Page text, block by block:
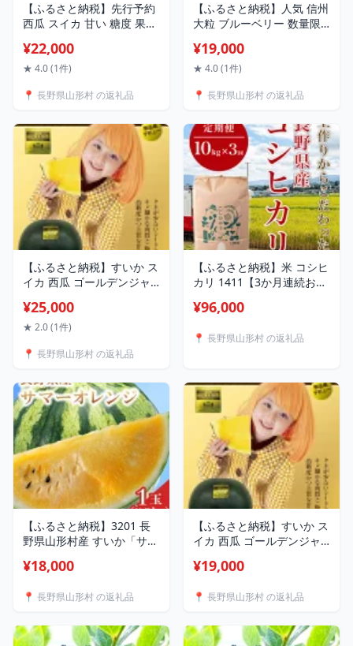
【ふるさと納税】先行予約
西瓜 スイカ 甘い 糖度 果物
定 数量限定 2026年 令和8
年 人気 長野県産 信州 先行
「羅皇ザ・スウィート」 1
¥22,000
★ 4.0 (1件)
📍 長野県山形村 の返礼品
【ふるさと納税】人気 信州
大粒 ブルーベリー 数量限
っぱい 100円玉大 冷蔵 信
州産 フレッシュブルーベリ
¥19,000
★ 4.0 (1件)
📍 長野県山形村 の返礼品
【ふるさと納税】すいか ス
イカ 西瓜 ゴールデンジャ
甘い 黄色 山形村 長野県 新
品種 山形村産 ゴールデン
中川農園 3211
¥25,000
★ 2.0 (1件)
📍 長野県山形村 の返礼品
【ふるさと納税】米 コシヒ
カリ 1411【3か月連続お届
10kg
¥96,000
📍 長野県山形村 の返礼品
【ふるさと納税】3201 長
野県山形村産 すいか「サマ
上）
¥18,000
📍 長野県山形村 の返礼品
【ふるさと納税】すいか ス
イカ 西瓜 ゴールデンジャ
甘い 黄色 山形村 長野県 新
ジャック 1玉（7kg以上）
¥19,000
📍 長野県山形村 の返礼品